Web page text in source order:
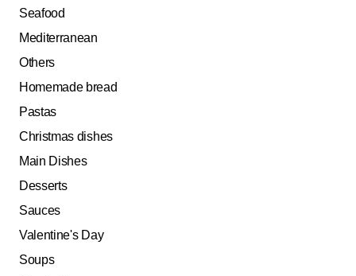
Seafood
Mediterranean
Others
Homemade bread
Pastas
Christmas dishes
Main Dishes
Desserts
Sauces
Valentine's Day
Soups